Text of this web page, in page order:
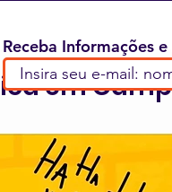
em
Receba Informações